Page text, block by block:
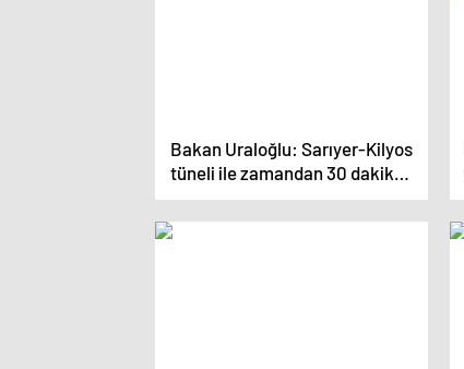
Bakan Uraloğlu: Sarıyer-Kilyos
tüneli ile zamandan 30 dakika
tasarruf edilecek